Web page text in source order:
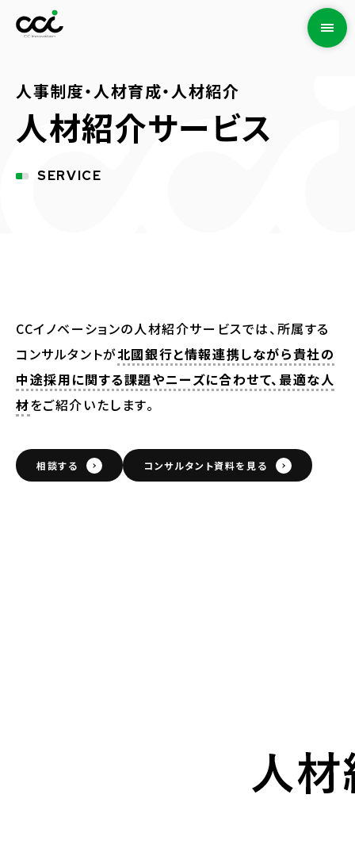
人事制度・人材育成・人材紹介
人材紹介サービス
SERVICE
CCイノベーションの人材紹介サービスでは、所属する
コンサルタントが北國銀行と情報連携しながら貴社の
中途採用に関する課題やニーズに合わせて、最適な人
材をご紹介いたします。
相談する コンサルタント資料を見る